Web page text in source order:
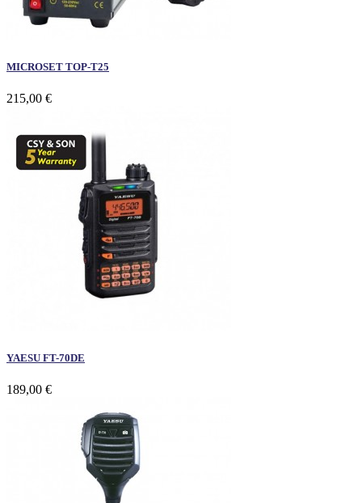
MICROSET TOP-T25
215,00 €
YAESU FT-70DE
189,00 €